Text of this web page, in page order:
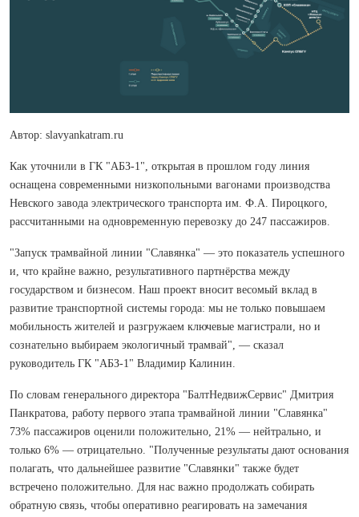
Автор: slavyankatram.ru
Как уточнили в ГК "АБЗ-1", открытая в прошлом году линия
оснащена современными низкопольными вагонами производства
Невского завода электрического транспорта им. Ф.А. Пироцкого,
рассчитанными на одновременную перевозку до 247 пассажиров.
"Запуск трамвайной линии "Славянка" — это показатель успешного
и, что крайне важно, результативного партнёрства между
государством и бизнесом. Наш проект вносит весомый вклад в
развитие транспортной системы города: мы не только повышаем
мобильность жителей и разгружаем ключевые магистрали, но и
сознательно выбираем экологичный трамвай", — сказал
руководитель ГК "АБЗ-1" Владимир Калинин.
По словам генерального директора "БалтНедвижСервис" Дмитрия
Панкратова, работу первого этапа трамвайной линии "Славянка"
73% пассажиров оценили положительно, 21% — нейтрально, и
только 6% — отрицательно. "Полученные результаты дают основания
полагать, что дальнейшее развитие "Славянки" также будет
встречено положительно. Для нас важно продолжать собирать
обратную связь, чтобы оперативно реагировать на замечания